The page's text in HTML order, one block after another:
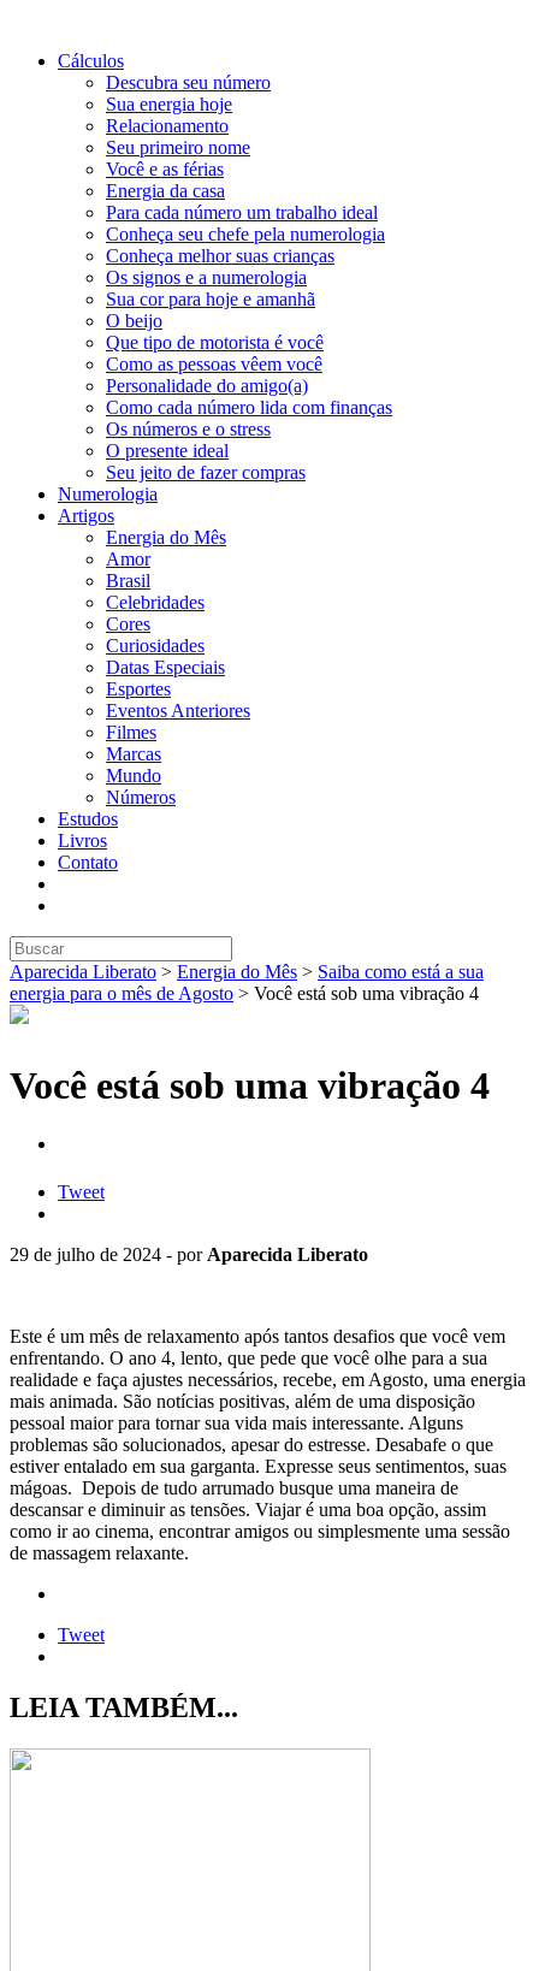
Cálculos
Descubra seu número
Sua energia hoje
Relacionamento
Seu primeiro nome
Você e as férias
Energia da casa
Para cada número um trabalho ideal
Conheça seu chefe pela numerologia
Conheça melhor suas crianças
Os signos e a numerologia
Sua cor para hoje e amanhã
O beijo
Que tipo de motorista é você
Como as pessoas vêem você
Personalidade do amigo(a)
Como cada número lida com finanças
Os números e o stress
O presente ideal
Seu jeito de fazer compras
Numerologia
Artigos
Energia do Mês
Amor
Brasil
Celebridades
Cores
Curiosidades
Datas Especiais
Esportes
Eventos Anteriores
Filmes
Marcas
Mundo
Números
Estudos
Livros
Contato
Aparecida Liberato > Energia do Mês > Saiba como está a sua
energia para o mês de Agosto > Você está sob uma vibração 4
Você está sob uma vibração 4
Tweet
29 de julho de 2024 - por Aparecida Liberato
Este é um mês de relaxamento após tantos desafios que você vem
enfrentando. O ano 4, lento, que pede que você olhe para a sua
realidade e faça ajustes necessários, recebe, em Agosto, uma energia
mais animada. São notícias positivas, além de uma disposição
pessoal maior para tornar sua vida mais interessante. Alguns
problemas são solucionados, apesar do estresse. Desabafe o que
estiver entalado em sua garganta. Expresse seus sentimentos, suas
mágoas. Depois de tudo arrumado busque uma maneira de
descansar e diminuir as tensões. Viajar é uma boa opção, assim
como ir ao cinema, encontrar amigos ou simplesmente uma sessão
de massagem relaxante.
Tweet
LEIA TAMBÉM...